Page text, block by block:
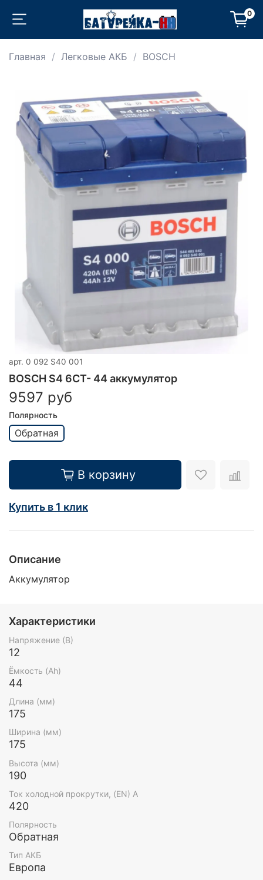
0
Главная Легковые АКБ BOSCH
арт. 0 092 S40 001
BOSCH S4 6CT- 44 аккумулятор
9597 руб
Полярность
Обратная
В корзину
Купить в 1 клик
Описание
Аккумулятор
Характеристики
Напряжение (В)
12
Ёмкость (Ah)
44
Длина (мм)
175
Ширина (мм)
175
Высота (мм)
190
Ток холодной прокрутки, (EN) А
420
Полярность
Обратная
Тип АКБ
Европа